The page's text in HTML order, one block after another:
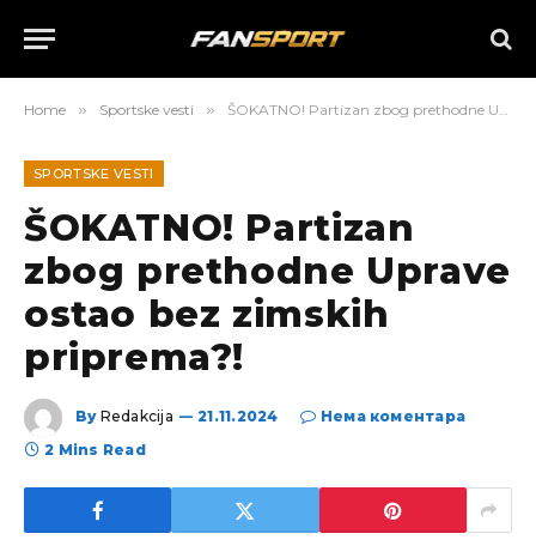
Home » Sportske vesti » ŠOKATNO! Partizan zbog prethodne Uprave ostao bez zimskih priprema?!
SPORTSKE VESTI
ŠOKATNO! Partizan
zbog prethodne Uprave
ostao bez zimskih
priprema?!
By Redakcija 21.11.2024
Нема коментара
2 Mins Read